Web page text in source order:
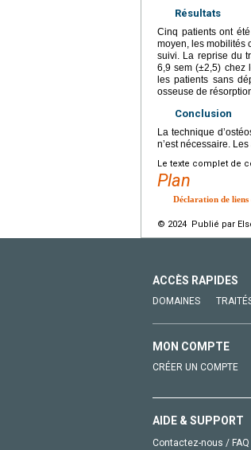
Résultats
Cinq patients ont
moyen, les mobilités
suivi. La reprise du
6,9 sem (±2,5) chez
les patients sans
osseuse de
Conclusion
La technique
n’est nécessaire.
Le texte complet de
Plan
Déclaration de liens
© 2024 Publié par
ACCÈS RAPIDES
DOMAINES
MON COMPTE
CRÉER UN COMPTE
AIDE & SUPPORT
Contactez-nous / FAQ